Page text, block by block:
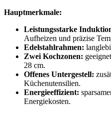
Hauptmerkmale:
Leistungsstarke
Aufheizen und präzise
Edelstahlrahmen:
Zwei Kochzonen:
28 cm.
Offenes Untergestell:
Küchenutensilien.
Energieeffizient:
Energiekosten.